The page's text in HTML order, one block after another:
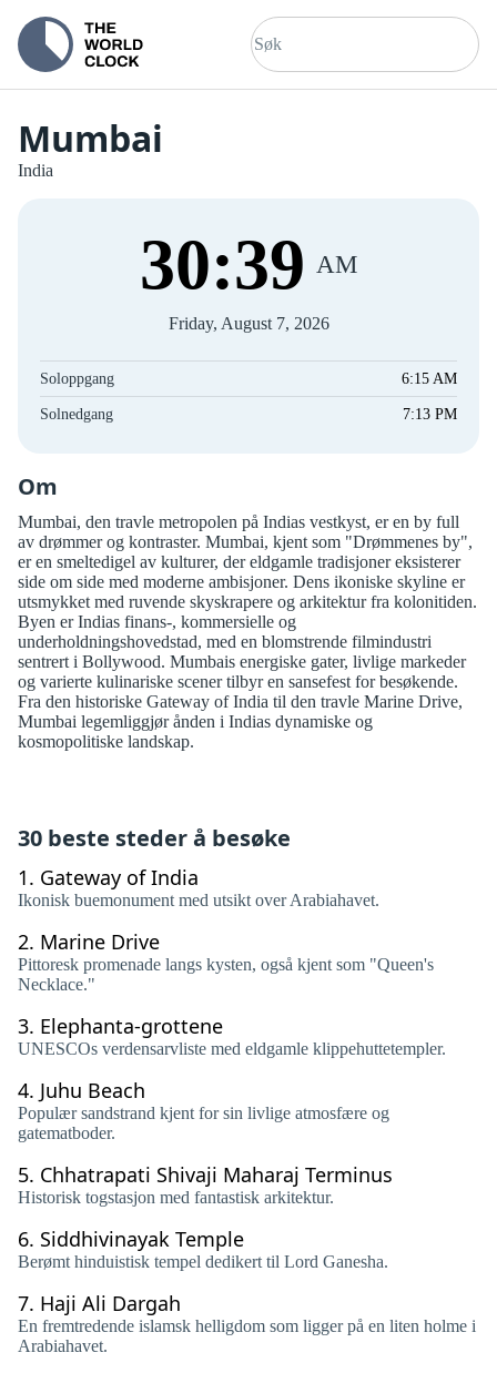
Mumbai
India
30:40 AM
Friday, August 7, 2026
Soloppgang 6:15 AM
Solnedgang 7:13 PM
Om
Mumbai, den travle metropolen på Indias vestkyst, er en by full
av drømmer og kontraster. Mumbai, kjent som "Drømmenes by",
er en smeltedigel av kulturer, der eldgamle tradisjoner eksisterer
side om side med moderne ambisjoner. Dens ikoniske skyline er
utsmykket med ruvende skyskrapere og arkitektur fra kolonitiden.
Byen er Indias finans-, kommersielle og
underholdningshovedstad, med en blomstrende filmindustri
sentrert i Bollywood. Mumbais energiske gater, livlige markeder
og varierte kulinariske scener tilbyr en sansefest for besøkende.
Fra den historiske Gateway of India til den travle Marine Drive,
Mumbai legemliggjør ånden i Indias dynamiske og
kosmopolitiske landskap.
30 beste steder å besøke
1. Gateway of India
Ikonisk buemonument med utsikt over Arabiahavet.
2. Marine Drive
Pittoresk promenade langs kysten, også kjent som "Queen's
Necklace."
3. Elephanta-grottene
UNESCOs verdensarvliste med eldgamle klippehuttetempler.
4. Juhu Beach
Populær sandstrand kjent for sin livlige atmosfære og
gatematboder.
5. Chhatrapati Shivaji Maharaj Terminus
Historisk togstasjon med fantastisk arkitektur.
6. Siddhivinayak Temple
Berømt hinduistisk tempel dedikert til Lord Ganesha.
7. Haji Ali Dargah
En fremtredende islamsk helligdom som ligger på en liten holme i
Arabiahavet.